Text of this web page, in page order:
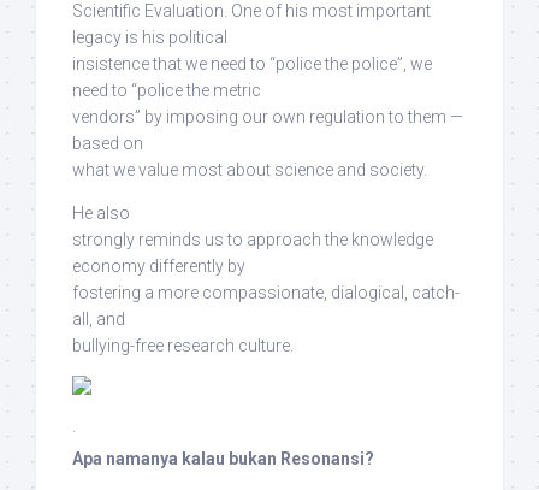
Scientific Evaluation. One of his most important
legacy is his political
insistence that we need to “police the police”, we
need to “police the metric
vendors” by imposing our own regulation to them —
based on
what we value most about science and society.
He also
strongly reminds usto approach the knowledge
economy differently by
fostering a more compassionate, dialogical, catch-
all, and
bullying-free research culture
·
Apa namanya kalau bukan Resonansi?